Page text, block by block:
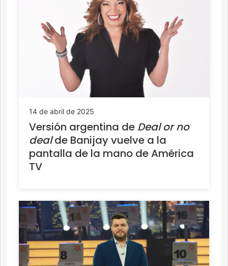
14 de abril de 2025
Versión argentina de Deal or no
dealde Banijay vuelve a la
pantalla de la mano de América
TV